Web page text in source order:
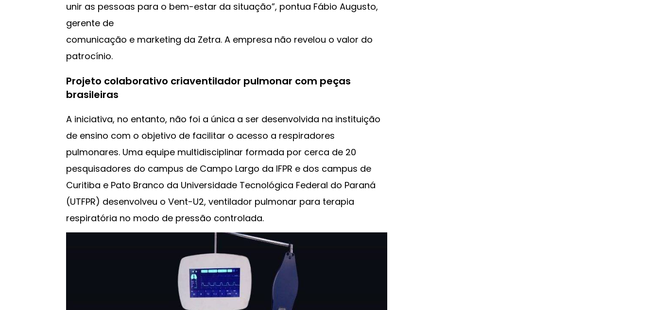
unir as pessoas para o bem-estar da situação”, pontua Fábio Augusto,
gerente de
comunicação e marketing da Zetra. A empresa não revelou o valor do
patrocínio.
Projeto colaborativo criaventilador pulmonar com peças
brasileiras
A iniciativa, no entanto, não foi a única a ser desenvolvida na instituição
de ensino com o objetivo de facilitar o acesso a respiradores
pulmonares. Uma equipe multidisciplinar formada por cerca de 20
pesquisadores do campus de Campo Largo da IFPR e dos campus de
Curitiba e Pato Branco da Universidade Tecnológica Federal do Paraná
(UTFPR) desenvolveu o Vent-U2, ventilador pulmonar para terapia
respiratória no modo de pressão controlada.